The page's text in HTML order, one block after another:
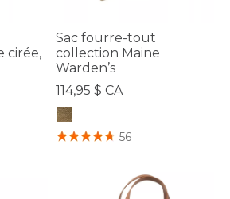
cirée,
clients
Sac fourre-tout
collection Maine
Warden’s
114,95 $ CA
3,3 sur 5 Évaluation des clients
56